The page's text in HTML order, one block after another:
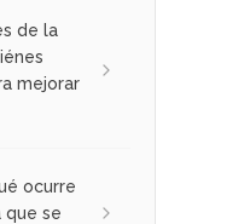
de la
mejorar
ocurre
que se